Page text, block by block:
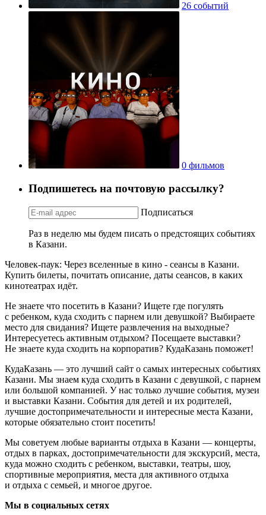
26 событий
0 фильмов
Подпишетесь на почтовую рассылку?
Подписаться
Раз в неделю мы будем писать о предстоящих событиях
в Казани.
Человек-паук: Через вселенные в кино - сеансы в Казани.
Купить билеты, почитать описание, даты сеансов, в каких
кинотеатрах идёт.
Не знаете что посетить в Казани? Ищете где погулять
с ребенком, куда сходить с парнем или девушкой? Выбираете
место для свидания? Ищете развлечения на выходные?
Интересуетесь активным отдыхом? Посещаете выставки?
Не знаете куда сходить на корпоратив? КудаКазань поможет!
КудаКазань — это лучший сайт о самых интересных событиях
Казани. Мы знаем куда сходить в Казани с девушкой, с парнем
или большой компанией. У нас только лучшие события, музеи
и выставки Казани. События для детей и их родителей,
лучшие достопримечательности и интересные места Казани,
которые обязательно стоит посетить!
Мы советуем любые варианты отдыха в Казани — концерты,
отдых в парках, достопримечательности для экскурсий, места,
куда можно сходить с ребенком, выставки, театры, шоу,
спортивные мероприятия, места для активного отдыха
и отдыха с семьей, и многое другое.
Мы в социальных сетях